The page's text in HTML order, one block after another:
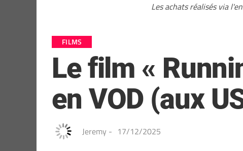
Les achats réalisés via
FILMS
Le film «
en VOD (aux
Jeremy - 17/12/2025